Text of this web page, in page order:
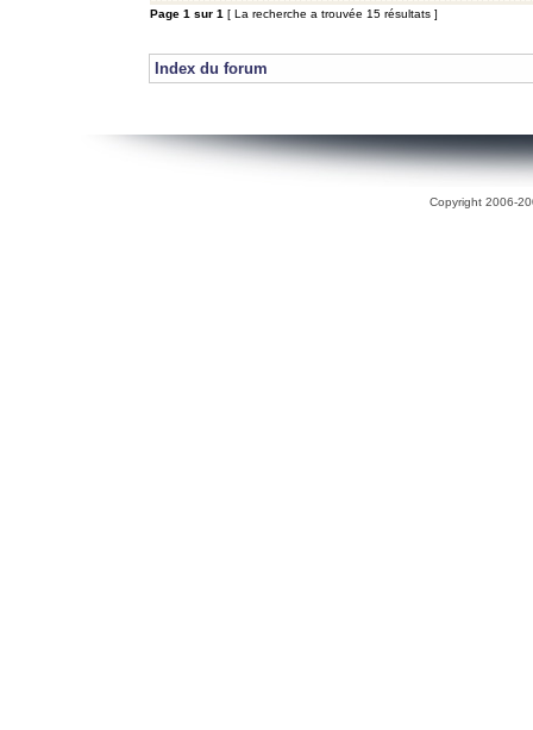
Page 1 sur 1 [ La recherche a trouvée 15 résultats ]
Index du forum
Copyright 2006-